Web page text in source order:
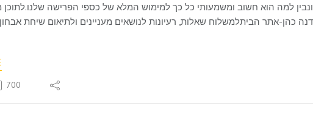
בפרק השני נדבר על טופס 161 ונבין למה הוא חשוב ומשמעותי כל כך למימוש המלא של כספי הפרישה
700